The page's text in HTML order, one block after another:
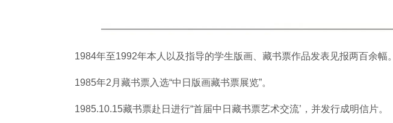
1984年至1992年本人以及指导的学生版画、藏书票作品发表见报两百余幅。
1985年2月藏书票入选“中日版画藏书票展览”。
1985.10.15藏书票赴日进行“首届中日藏书票艺术交流’，并发行成明信片。